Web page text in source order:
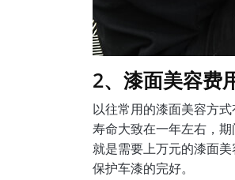
2、漆面美容费
以往常用的漆面美容方
寿命大致在一年左右，
就是需要上万元的漆面
保护车漆的完好。